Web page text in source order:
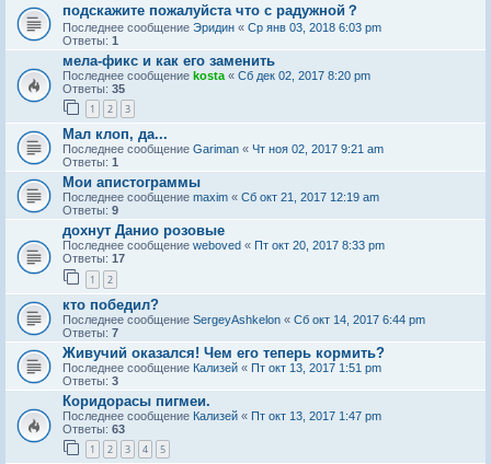
подскажите пожалуйста что с радужной？
Последнее сообщение Эридин « Ср янв 03, 2018 6:03 pm
Ответы: 1
мела-фикс и как его заменить
Последнее сообщение kosta « Сб дек 02, 2017 8:20 pm
Ответы: 35
1 2 3
Мал клоп, да...
Последнее сообщение Gariman « Чт ноя 02, 2017 9:21 am
Ответы: 1
Мои апистограммы
Последнее сообщение maxim « Сб окт 21, 2017 12:19 am
Ответы: 9
дохнут Данио розовые
Последнее сообщение weboved « Пт окт 20, 2017 8:33 pm
Ответы: 17
1 2
кто победил?
Последнее сообщение SergeyAshkelon « Сб окт 14, 2017 6:44 pm
Ответы: 7
Живучий оказался! Чем его теперь кормить?
Последнее сообщение Кализей « Пт окт 13, 2017 1:51 pm
Ответы: 3
Коридорасы пигмеи.
Последнее сообщение Кализей « Пт окт 13, 2017 1:47 pm
Ответы: 63
1 2 3 4 5